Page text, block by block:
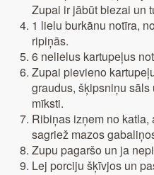
Zupai ir jābūt biezai un
1 lielu burkānu notīra,
ripiņās.
6 nelielus kartupeļus
Zupai pievieno
graudus, šķipsniņu
mīksti.
Ribiņas izņem no
sagriež mazos
Zupu pagaršo un ja
Lej porciju šķīvjos un